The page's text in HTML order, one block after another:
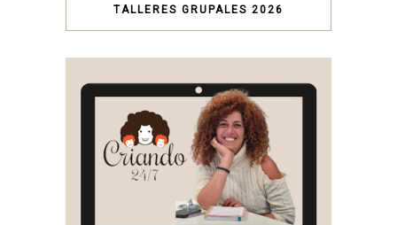
TALLERES GRUPALES 2026